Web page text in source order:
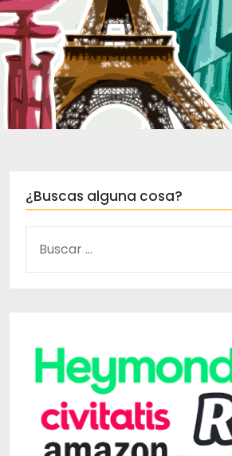
¿Buscas alguna cosa?